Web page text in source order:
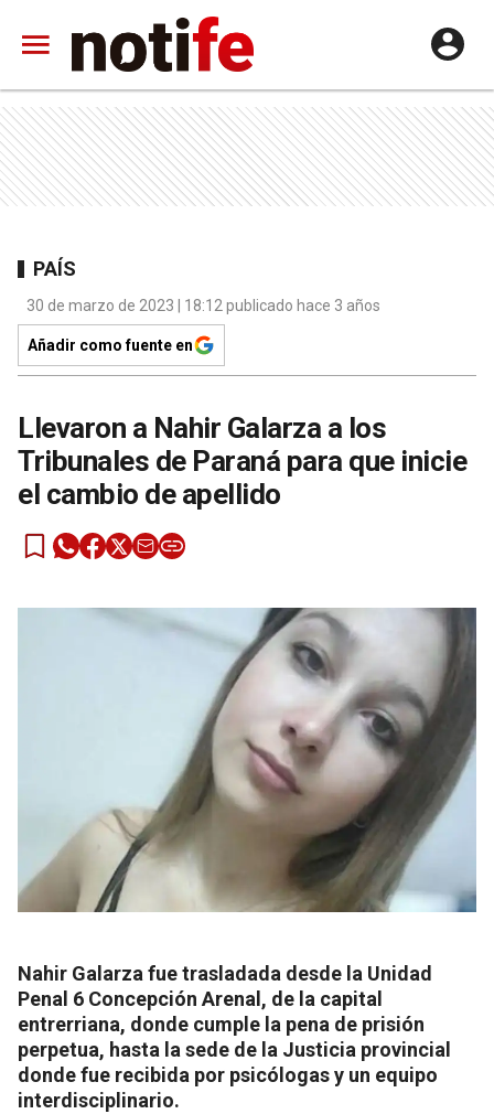
PAÍS
30 de marzo de 2023 | 18:12 publicado hace 3 años
Añadir como fuente en
Llevaron a Nahir Galarza a los
Tribunales de Paraná para que inicie
el cambio de apellido
Nahir Galarza fue trasladada desde la Unidad
Penal 6 Concepción Arenal, de la capital
entrerriana, donde cumple la pena de prisión
perpetua, hasta la sede de la Justicia provincial
donde fue recibida por psicólogas y un equipo
interdisciplinario.